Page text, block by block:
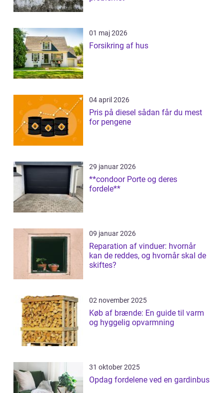
01 maj 2026
Forsikring af hus
04 april 2026
Pris på diesel sådan får du mest
for pengene
29 januar 2026
**condoor Porte og deres
fordele**
09 januar 2026
Reparation af vinduer: hvornår
kan de reddes, og hvornår skal de
skiftes?
02 november 2025
Køb af brænde: En guide til varm
og hyggelig opvarmning
31 oktober 2025
Opdag fordelene ved en gardinbus